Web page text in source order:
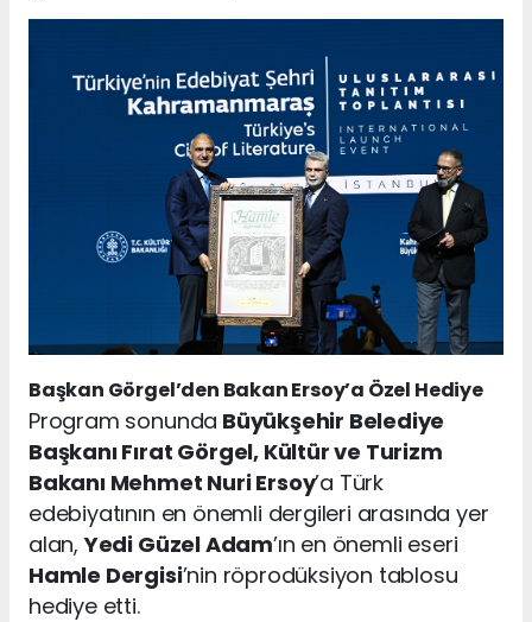
Başkan Görgel’den Bakan Ersoy’a Özel Hediye
Program sonunda Büyükşehir Belediye
Başkanı Fırat Görgel, Kültür ve Turizm
Bakanı Mehmet Nuri Ersoy’a Türk
edebiyatının en önemli dergileri arasında yer
alan,Yedi Güzel Adam’ın en önemli eseri
Hamle Dergisi’nin röprodüksiyon tablosu
hediye etti.